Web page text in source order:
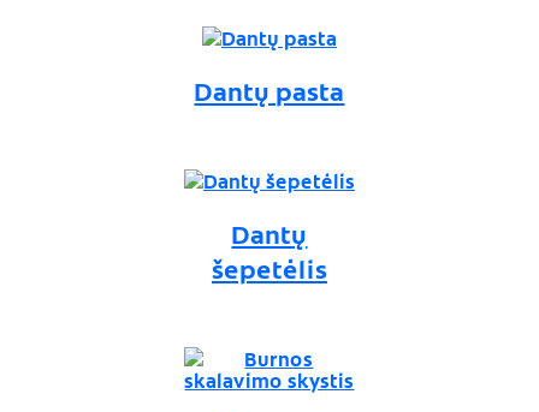
Dantų pasta
Dantų
šepetėlis